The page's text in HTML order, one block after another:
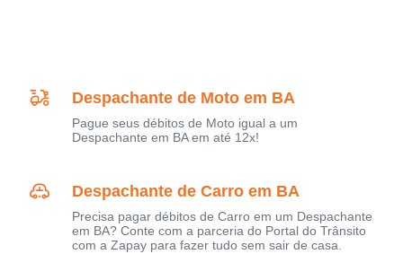
Despachante de Moto em BA
Pague seus débitos de Moto igual a um
Despachante em BA em até 12x!
Despachante de Carro em BA
Precisa pagar débitos de Carro em um Despachante
em BA? Conte com a parceria do Portal do Trânsito
com a Zapay para fazer tudo sem sair de casa.